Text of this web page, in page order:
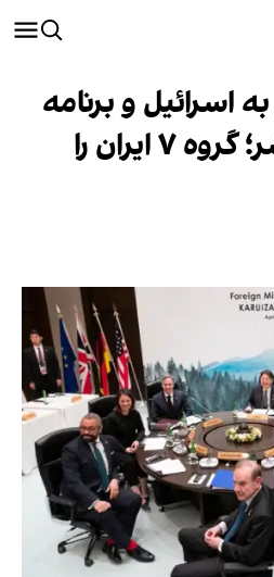
اسرائیل و برنامه
اتمی تا حقوق بشر؛ گروه ۷ ایران را